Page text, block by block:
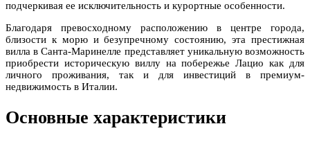
подчеркивая ее исключительность и курортные особенности.
Благодаря превосходному расположению в центре города,
близости к морю и безупречному состоянию, эта престижная
вилла в Санта-Маринелле представляет уникальную возможность
приобрести историческую виллу на побережье Лацио как для
личного проживания, так и для инвестиций в премиум-
недвижимость в Италии.
Основные характеристики